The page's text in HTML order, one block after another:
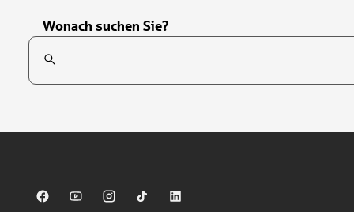
Wonach suchen Sie?
Suchfeld
Sparkasse auf Facebook
Sparkasse auf Youtube
Sparkasse auf Instagram
Sparkasse auf TikTok
Sparkasse auf LinkedIn